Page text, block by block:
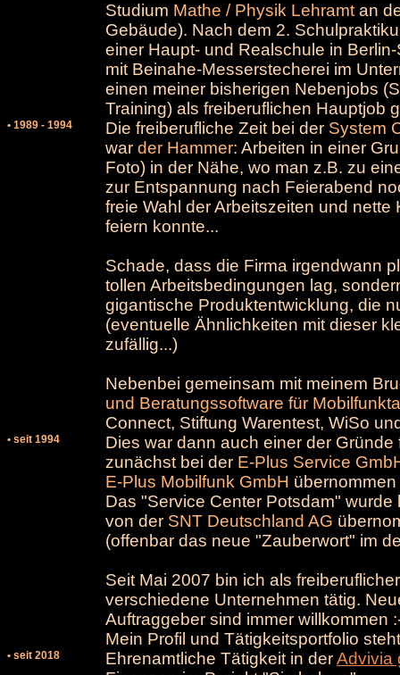
Studium Mathe / Physik Lehramt an
Gebäude). Nach dem 2.
einer Haupt- und Realschule in
mit Beinahe-Messerstecherei im
einen meiner bisherigen Nebenjobs
Training) als freiberuflichen Hauptjob
• 1989 - 1994 Die freiberufliche Zeit bei der System
war der Hammer: Arbeiten in einer
Foto) in der Nähe, wo man z.B. zu
zur Entspannung nach Feierabend
freie Wahl der Arbeitszeiten und
feiern konnte...
Schade, dass die Firma irgendwann
tollen Arbeitsbedingungen lag,
gigantische Produktentwicklung, die
(eventuelle Ähnlichkeiten mit dieser
zufällig...)
Nebenbei gemeinsam mit meinem
und Beratungssoftware für
Connect, Stiftung Warentest, WiSo
• seit 1994
Dies war dann auch einer der
zunächst bei der E-Plus Service
E-Plus Mobilfunk GmbH
Das "Service Center Potsdam"
von der SNT Deutschland AG
(offenbar das neue "Zauberwort" im
Seit Mai 2007 bin ich als
verschiedene Unternehmen tätig.
Auftraggeber sind immer willkommen
Mein Profil und Tätigkeitsportfolio
• seit 2018 Ehrenamtliche Tätigkeit in derAdvivia